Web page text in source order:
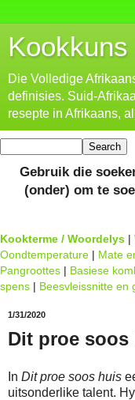
Kookkuns
Die Volledige
definisies. Suid-
resepte in Afrikaans,
Gebruik die
(onder) om te
Kookterme / Woordelys |
Oondtemperature | Mate
Pangroottes | Basiese
spens | Beesvleissnitte en
1/31/2020
Dit proe soos
In Dit proe soos huis
uitsonderlike talent.